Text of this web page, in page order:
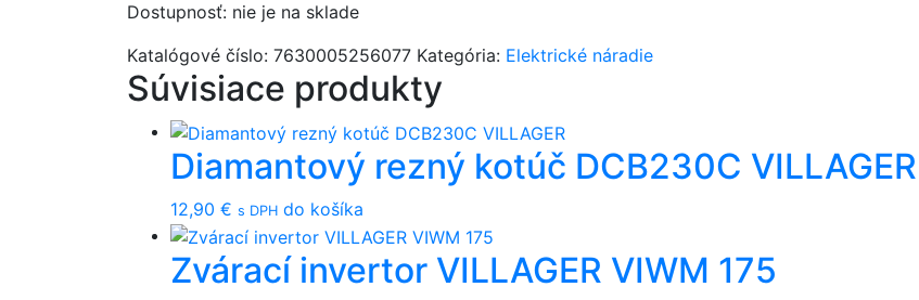
Dostupnosť: nie je na sklade
Katalógové číslo: 7630005256077 Kategória: Elektrické náradie
Súvisiace produkty
Diamantový rezný kotúč DCB230C VILLAGER
12,90 € s DPH do košíka
Zvárací invertor VILLAGER VIWM 175